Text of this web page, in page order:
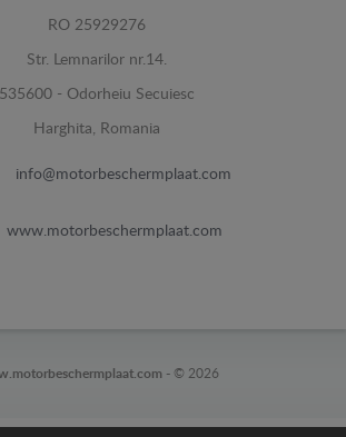
RO 25929276
Str. Lemnarilor nr.14.
535600 - Odorheiu Secuiesc
Harghita, Romania
info@motorbeschermplaat.com
www.motorbeschermplaat.com
- © 2026